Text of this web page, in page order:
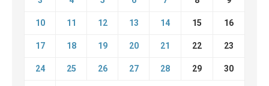
10 11 12 13 14 15 16
17 18 19 20 21 22 23
24 25 26 27 28 29 30